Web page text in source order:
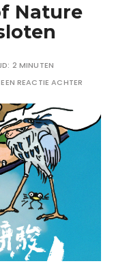
Nature
2 MINUTEN
REACTIE ACHTER